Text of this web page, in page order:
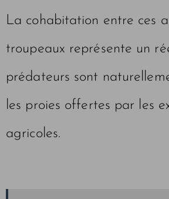
La cohabitation entre ces
troupeaux représente un
prédateurs sont
les proies offertes par les
agricoles.